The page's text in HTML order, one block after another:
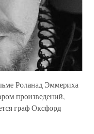
Роланад Эммериха
произведений,
граф Оксфорд